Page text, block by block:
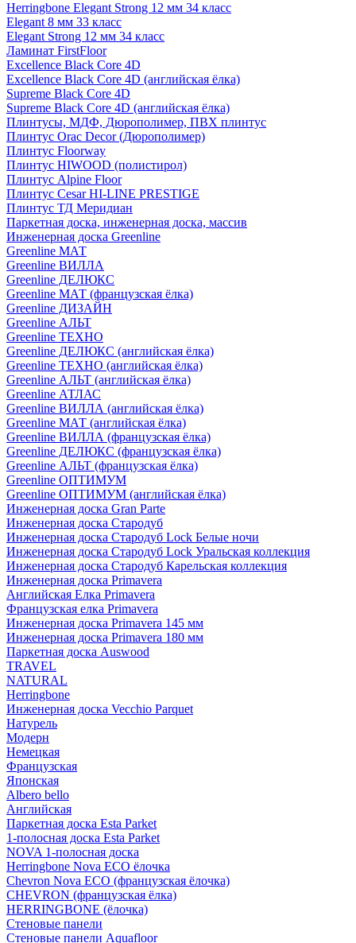
Herringbone Elegant Strong 12 мм 34 класс
Elegant 8 мм 33 класс
Elegant Strong 12 мм 34 класс
Ламинат FirstFloor
Excellence Black Core 4D
Excellence Black Core 4D (английская ёлка)
Supreme Black Core 4D
Supreme Black Core 4D (английская ёлка)
Плинтусы, МДФ, Дюрополимер, ПВХ плинтус
Плинтус Orac Decor (Дюрополимер)
Плинтус Floorway
Плинтус HIWOOD (полистирол)
Плинтус Alpine Floor
Плинтус Cesar HI-LINE PRESTIGE
Плинтус ТД Меридиан
Паркетная доска, инженерная доска, массив
Инженерная доска Greenline
Greenline МАТ
Greenline ВИЛЛА
Greenline ДЕЛЮКС
Greenline МАТ (французская ёлка)
Greenline ДИЗАЙН
Greenline АЛЬТ
Greenline ТЕХНО
Greenline ДЕЛЮКС (английская ёлка)
Greenline ТЕХНО (английская ёлка)
Greenline АЛЬТ (английская ёлка)
Greenline АТЛАС
Greenline ВИЛЛА (английская ёлка)
Greenline МАТ (английская ёлка)
Greenline ВИЛЛА (французская ёлка)
Greenline ДЕЛЮКС (французская ёлка)
Greenline АЛЬТ (французская ёлка)
Greenline ОПТИМУМ
Greenline ОПТИМУМ (английская ёлка)
Инженерная доска Gran Parte
Инженерная доска Стародуб
Инженерная доска Стародуб Lock Белые ночи
Инженерная доска Стародуб Lock Уральская коллекция
Инженерная доска Стародуб Карельская коллекция
Инженерная доска Primavera
Английская Елка Primavera
Французская елка Primavera
Инженерная доска Primavera 145 мм
Инженерная доска Primavera 180 мм
Паркетная доска Auswood
TRAVEL
NATURAL
Herringbone
Инженерная доска Vecchio Parquet
Натурель
Модерн
Немецкая
Французская
Японская
Albero bello
Английская
Паркетная доска Esta Parket
1-полосная доска Esta Parket
NOVA 1-полосная доска
Herringbone Nova ECO ёлочка
Chevron Nova ECO (французская ёлочка)
CHEVRON (французская ёлка)
HERRINGBONE (ёлочка)
Стеновые панели
Стеновые панели Aquafloor